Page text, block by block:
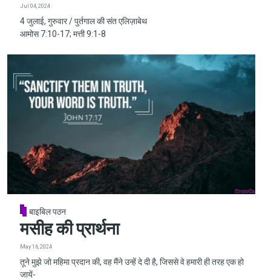
Jul 04, 2024
4 जुलाई, गुरुवार / पुर्तगाल की संत एलिज़ाबेथ
आमोस 7:10-17; मत्ती 9:1-8
बाइबिल पठन
मसीह की प्रार्थना
May 16, 2024
तूने मुझे जो महिमा प्रदान की, वह मैंने उन्हें दे दी है, जिससे वे हमारी ही तरह एक हो
जायें-